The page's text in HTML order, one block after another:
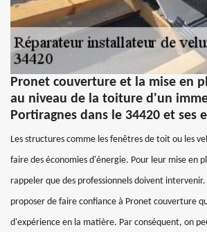
Pronet couverture et la mise en
au niveau de la toiture d'un
Portiragnes dans le 34420 et ses
Les structures comme les fenêtres de toit ou les
faire des économies d'énergie. Pour leur mise en
rappeler que des professionnels doivent
proposer de faire confiance à Pronet couverture
d'expérience en la matière. Par conséquent, on